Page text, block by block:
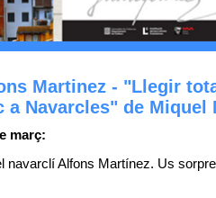
Martinez - "Llegir
a Navarcles" de Miquel
març:
navarclí Alfons Martínez. Us